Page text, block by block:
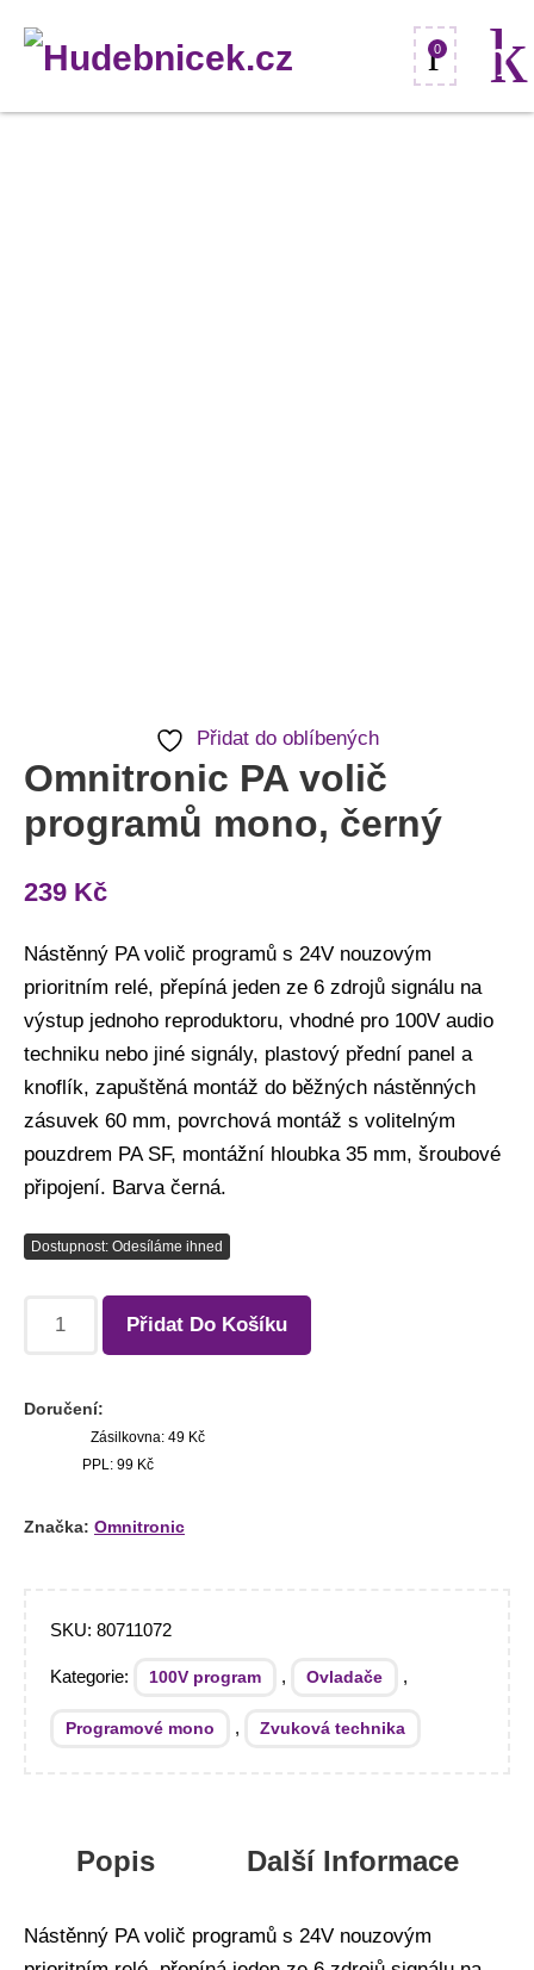
0
Přidat do oblíbených
Omnitronic PA volič
programů mono, černý
239 Kč
Nástěnný PA volič programů s 24V nouzovým
prioritním relé, přepíná jeden ze 6 zdrojů signálu na
výstup jednoho reproduktoru, vhodné pro 100V audio
techniku nebo jiné signály, plastový přední panel a
knoflík, zapuštěná montáž do běžných nástěnných
zásuvek 60 mm, povrchová montáž s volitelným
pouzdrem PA SF, montážní hloubka 35 mm, šroubové
připojení. Barva černá.
Dostupnost: Odesíláme ihned
Přidat Do Košíku
Doručení:
Zásilkovna: 49 Kč
PPL: 99 Kč
Značka: Omnitronic
SKU: 80711072
Kategorie: 100V program , Ovladače ,
Programové mono , Zvuková technika
Popis Další Informace
Nástěnný PA volič programů s 24V nouzovým